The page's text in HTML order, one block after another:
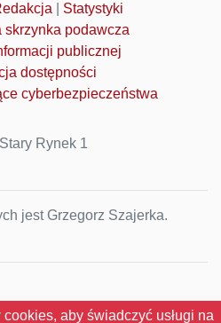
Statystyki
skrzynka podawcza
publicznej
dostępności
cyberbezpieczeństwa
Rynek 1
jest Grzegorz Szajerka.
aby świadczyć usługi na